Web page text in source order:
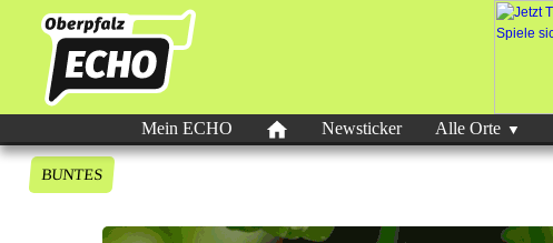
Mein ECHO Newsticker Alle Orte
BUNTES